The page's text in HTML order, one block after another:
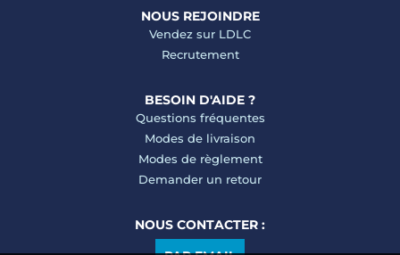
NOUS REJOINDRE
Vendez sur LDLC
Recrutement
BESOIN D'AIDE ?
Questions fréquentes
Modes de livraison
Modes de règlement
Demander un retour
NOUS CONTACTER :